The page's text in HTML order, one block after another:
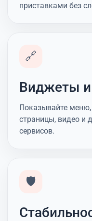
приставками без
🔗
Виджеты и
Показывайте меню,
страницы, видео и
сервисов.
🛡️